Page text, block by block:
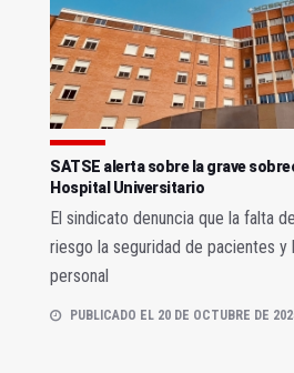
SATSE alerta sobre la grave
Hospital Universitario
El sindicato denuncia que la falta
riesgo la seguridad de pacientes y
personal
PUBLICADO EL 20 DE OCTUBRE DE